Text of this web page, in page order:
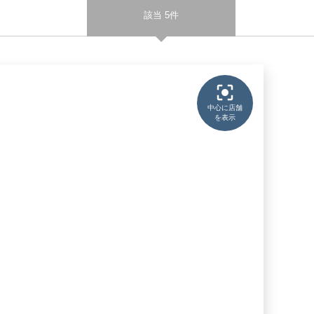
該当 5件
中心に店舗
を表示